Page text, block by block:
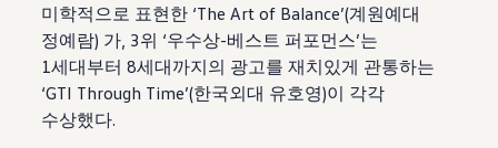
미학적으로 표현한 ‘The Art of Balance’(계원예대
정예람) 가, 3위 ‘우수상-베스트 퍼포먼스’는
1세대부터 8세대까지의 광고를 재치있게 관통하는
‘GTI Through Time’(한국외대 유호영)이 각각
수상했다.